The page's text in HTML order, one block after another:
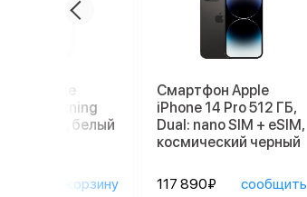
Apple
3 Lightning
Case, белый
в корзину
Смартфон Apple
iPhone 14 Pro 512 ГБ,
Dual: nano SIM + eSIM,
космический черный
117 890₽ сообщить